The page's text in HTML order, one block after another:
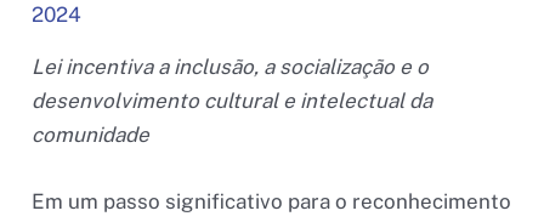
2024
Lei incentiva a inclusão, a socialização e o
desenvolvimento cultural e intelectual da
comunidade
Em um passo significativo para o reconhecimento